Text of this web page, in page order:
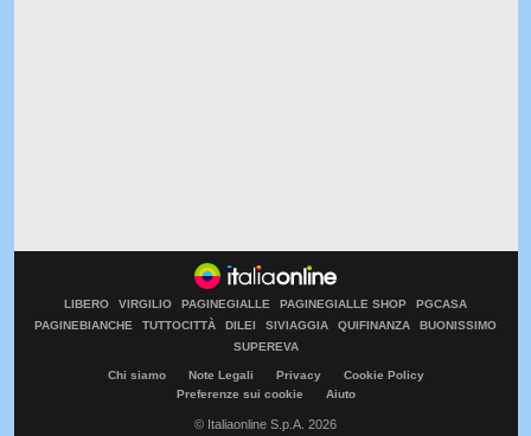
LIBERO VIRGILIO PAGINEGIALLE PAGINEGIALLE SHOP
PGCASA
PAGINEBIANCHE
TUTTOCITTÀ DILEI SIVIAGGIA QUIFINANZA
BUONISSIMO
SUPEREVA
Chi siamo Note Legali Privacy
Cookie Policy
Preferenze sui cookie
Aiuto
© Italiaonline S.p.A. 2026